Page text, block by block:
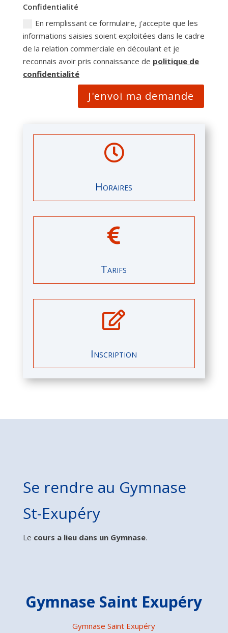
Confidentialité
En remplissant ce formulaire, j'accepte que les
informations saisies soient exploitées dans le cadre
de la relation commerciale en découlant et je
reconnais avoir pris connaissance de politique de
confidentialité
J'envoi ma demande

Horaires

Tarifs

Inscription
Se rendre au Gymnase
St-Exupéry
Le cours a lieu dans un Gymnase.
Gymnase Saint Exupéry
Gymnase Saint Exupéry